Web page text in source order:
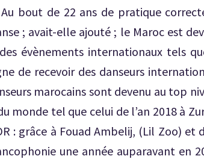
bout de 22 ans de pratique
; avait-elle ajouté ; le Maroc est
évènements internationaux tels
de recevoir des danseurs
marocains sont devenu au top
tel que celui de l’an 2018 à
: grâce à Fouad Ambelij, (Lil Zoo) et
une année auparavant en